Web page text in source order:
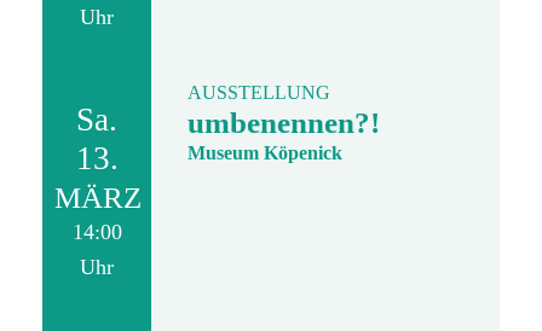
Uhr
Sa.
13.
MÄRZ
14:00
Uhr
AUSSTELLUNG
umbenennen?!
Museum Köpenick